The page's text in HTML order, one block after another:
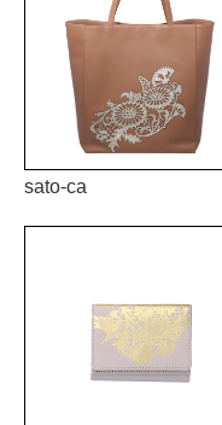
sato-ca